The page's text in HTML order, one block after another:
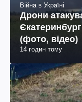
Війна в Україні
Дрони
(фото, відео)
14 годин тому